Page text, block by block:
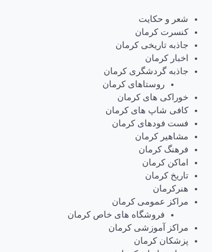
شعر و حکایت
کنسرت کرمان
جاذبه تاریخی کرمان
اخبار کرمان
جاذبه گردشگری کرمان
روستاهای کرمان
خوراکی های کرمان
کافی شاپ های کرمان
فست فودهای کرمان
مشاهیر کرمان
فرهنگ کرمان
اماکن کرمان
تاریخ کرمان
هنرکرمان
مراکز عمومی کرمان
فروشگاه های خاص کرمان
مراکز آموزشی کرمان
پزشکان کرمان